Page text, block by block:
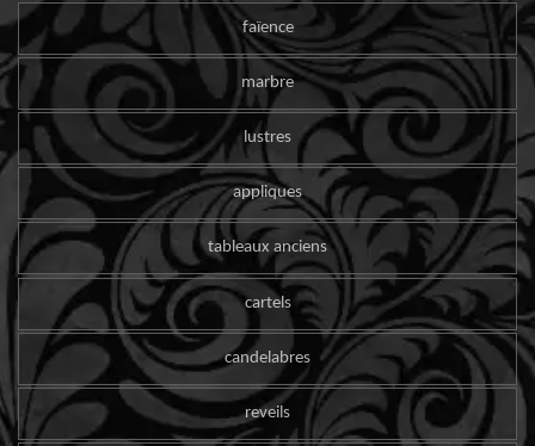
faïence
marbre
lustres
appliques
tableaux anciens
cartels
candelabres
reveils